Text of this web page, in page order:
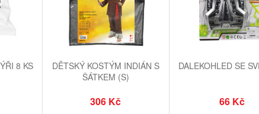
8 KS
DĚTSKÝ KOSTÝM INDIÁN S
ŠÁTKEM (S)
306 Kč
DALEKOHLED SE
66 Kč